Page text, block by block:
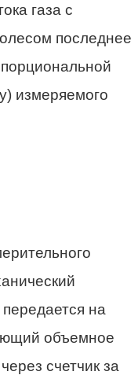
газа с
последнее
измеряемого
на
объемное
счетчик за